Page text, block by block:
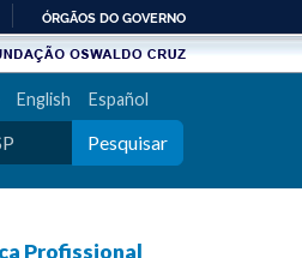
ÓRGÃOS DO GOVERNO
English Español
Pesquisar
Profissional